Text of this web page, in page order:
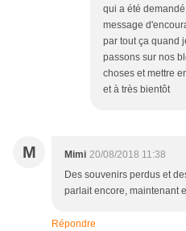
qui a été
message
par tout ça quand
passons sur nos
choses et mettre
et à très bientôt
M Mimi 20/08/2018 11:38
Des souvenirs perdus et
parlait encore, maintenant
Répondre